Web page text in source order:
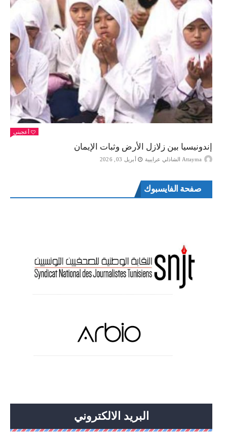
أعجبني
إندونيسيا بين زلازل الأرض وثبات الإيمان
Attayma الشاذلي عرايبية أبريل 03, 2026
صفحة الفايسبوك
البريد الالكتروني